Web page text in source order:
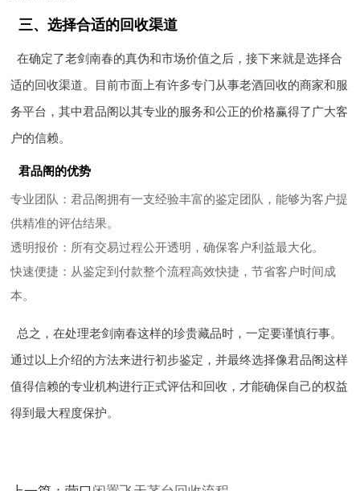
三、选择合适的回收渠道
在确定了老剑南春的真伪和市场价值之后，接下来就是选择合
适的回收渠道。目前市面上有许多专门从事老酒回收的商家和服
务平台，其中君品阁以其专业的服务和公正的价格赢得了广大客
户的信赖。
君品阁的优势
专业团队 ：君品阁拥有一支经验丰富的鉴定团队，能够为客户提
供精准的评估结果。
透明报价 ：所有交易过程公开透明，确保客户利益最大化。
快速便捷 ：从鉴定到付款整个流程高效快捷，节省客户时间成
本。
总之，在处理老剑南春这样的珍贵藏品时，一定要谨慎行事。
通过以上介绍的方法来进行初步鉴定，并最终选择像君品阁这样
值得信赖的专业机构进行正式评估和回收，才能确保自己的权益
得到最大程度保护。